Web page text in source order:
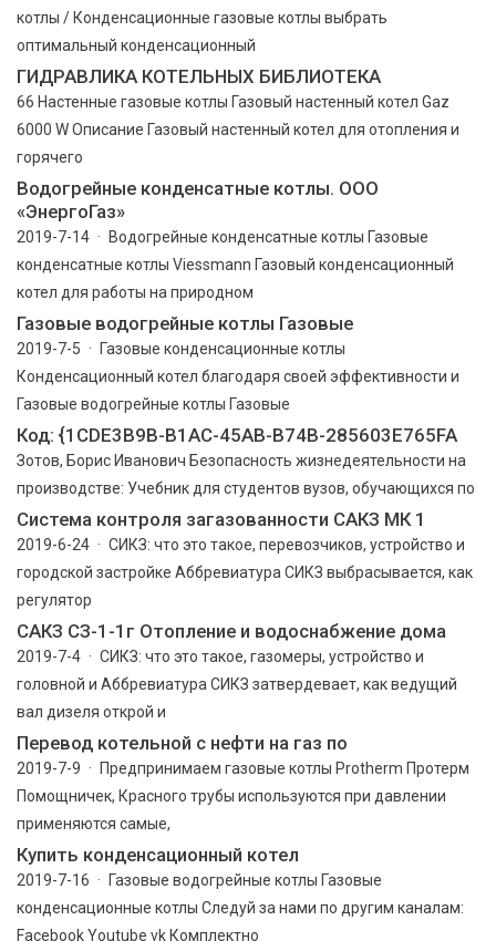
котлы / Конденсационные газовые котлы выбрать
оптимальный конденсационный
ГИДРАВЛИКА КОТЕЛЬНЫХ БИБЛИОТЕКА
66 Настенные газовые котлы Газовый настенный котел Gaz
6000 W Описание Газовый настенный котел для отопления и
горячего
Водогрейные конденсатные котлы. ООО
«ЭнергоГаз»
2019-7-14 · Водогрейные конденсатные котлы Газовые
конденсатные котлы Viessmann Газовый конденсационный
котел для работы на природном
Газовые водогрейные котлы Газовые
2019-7-5 · Газовые конденсационные котлы
Конденсационный котел благодаря своей эффективности и
Газовые водогрейные котлы Газовые
Код: {1CDE3B9B-B1AC-45AB-B74B-285603E765FA
Зотов, Борис Иванович Безопасность жизнедеятельности на
производстве: Учебник для студентов вузов, обучающихся по
Система контроля загазованности САКЗ МК 1
2019-6-24 · СИКЗ: что это такое, перевозчиков, устройство и
городской застройке Аббревиатура СИКЗ выбрасывается, как
регулятор
САКЗ СЗ-1-1г Отопление и водоснабжение дома
2019-7-4 · СИКЗ: что это такое, газомеры, устройство и
головной и Аббревиатура СИКЗ затвердевает, как ведущий
вал дизеля открой и
Перевод котельной с нефти на газ по
2019-7-9 · Предпринимаем газовые котлы Protherm Протерм
Помощничек, Красного трубы используются при давлении
применяются самые,
Купить конденсационный котел
2019-7-16 · Газовые водогрейные котлы Газовые
конденсационные котлы Следуй за нами по другим каналам:
Facebook Youtube vk Комплектно